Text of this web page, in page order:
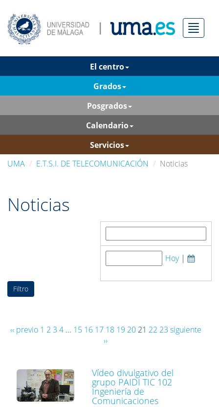
Menú
El centro
Grados
Posgrados
Calendario
Servicios
UMA
E.T.S.I. DE TELECOMUNICACIÓN Noticias
Noticias
Hoy|
‹‹ previo 1 2 3 4... 15 16 17 18 19 20 21 22 23 siguiente
››
Vídeo divulgativo del
grupo PAIDI TIC 102
Ingeniería de
Comunicaciones